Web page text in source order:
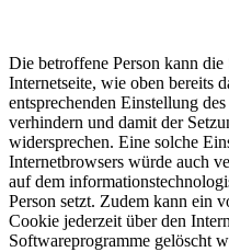
Die betroffene Person kann
Internetseite, wie oben bereits
entsprechenden Einstellung
verhindern und damit der
widersprechen. Eine solche
Internetbrowsers würde auch
auf dem
Person setzt. Zudem kann ein
Cookie jederzeit über den
Softwareprogramme gelöscht